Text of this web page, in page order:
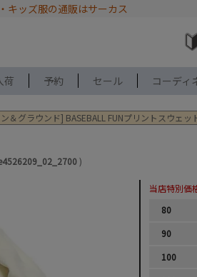
キッズ服の通販はサーカス
荷 予約 セール コーディ
＆グラウンド] BASEBALL FUNプリントスウェッ
当店特別価
80
90
100